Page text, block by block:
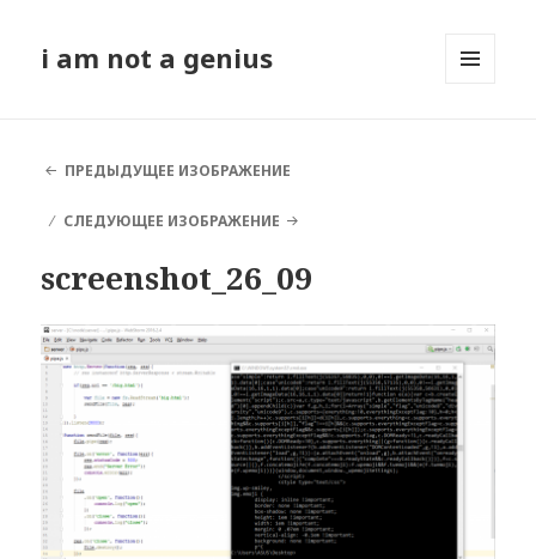
i am not a genius
ПРЕДЫДУЩЕЕ ИЗОБРАЖЕНИЕ
СЛЕДУЮЩЕЕ ИЗОБРАЖЕНИЕ
screenshot_26_09